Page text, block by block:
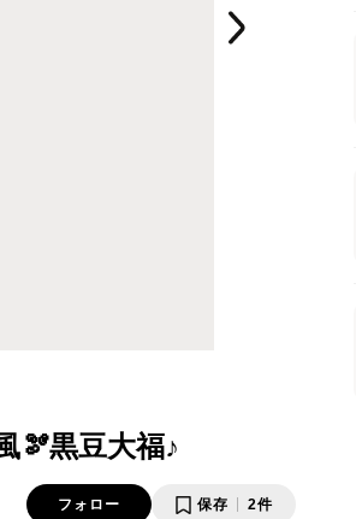
🫘黒豆大福♪
フォロー 保存 2件